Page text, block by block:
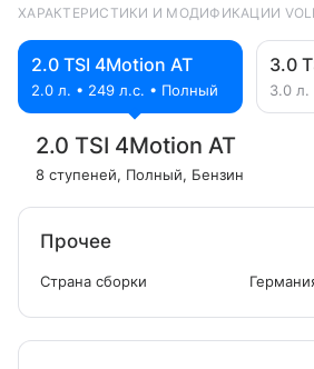
ХАРАКТЕРИСТИКИ И МОДИФИКАЦИИ
2.0 TSI 4Motion AT
2.0 л. • 249 л.с. • Полный
3.0
3.0 л.
2.0 TSI 4Motion AT
8 ступеней, Полный, Бензин
Прочее
Страна сборки